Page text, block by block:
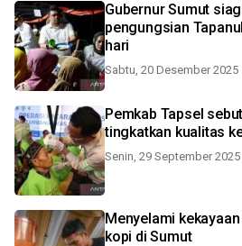
Gubernur Sumut
pengungsian
hari
Sabtu, 20 Desember 2025
Pemkab Tapsel
tingkatkan kualitas
Senin, 29 September
Menyelami
kopi di Sumut